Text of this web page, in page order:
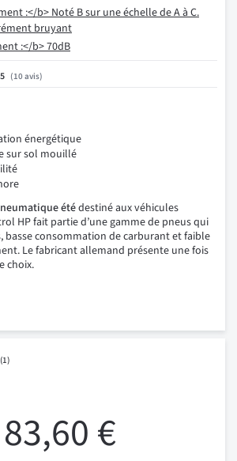
10avis
énergétique
sur sol mouillé
étédestiné aux véhicules
HP fait partie d’une gamme de pneus qui
basse consommation de carburant et faible
Le fabricant allemand présente une fois
choix.
(1)
83,60 €